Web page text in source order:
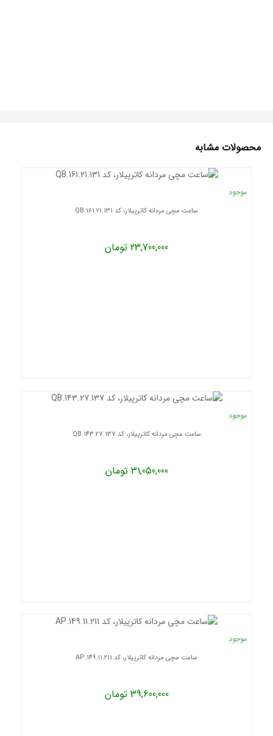
محصولات مشابه
موجود
ساعت مچی مردانه کاترپیلار، کد QB.161.21.131
23,700,000 تومان
موجود
ساعت مچی مردانه کاترپیلار، کد QB.143.27.137
31,050,000 تومان
موجود
ساعت مچی مردانه کاترپیلار، کد AP.149.11.211
39,600,000 تومان